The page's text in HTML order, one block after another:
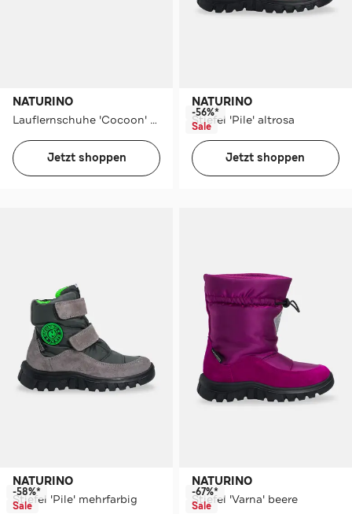
NATURINO
Lauflernschuhe 'Cocoon' hellbraun
Jetzt shoppen
NATURINO
Stiefel 'Pile' altrosa
-56%*
Sale
Jetzt shoppen
NATURINO
Stiefel 'Pile' mehrfarbig
-58%*
Sale
NATURINO
Stiefel 'Varna' beere
-67%*
Sale